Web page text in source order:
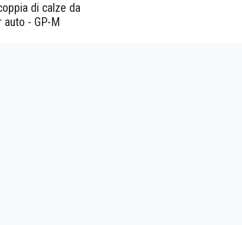
di calze da
auto - GP-M